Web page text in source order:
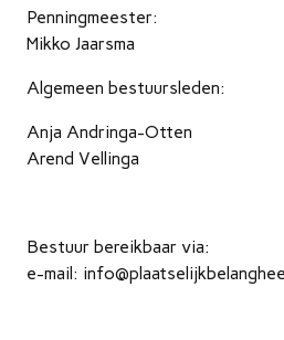
Penningmeester:
Mikko Jaarsma
Algemeen bestuursleden:
Anja Andringa-Otten
Arend Vellinga
Bestuur bereikbaar via:
e-mail: